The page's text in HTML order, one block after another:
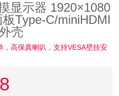
显示器 1920×1080
Type-C/miniHDMI
壳
，高保真喇叭，支持VESA壁挂安